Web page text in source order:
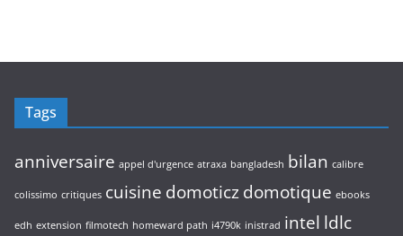
Tags
anniversaire appel d'urgence atraxa bangladesh bilan calibre
colissimo critiques cuisine domoticzdomotique ebooks
edh extension filmotech homeward path i4790k inistrad intel ldlc